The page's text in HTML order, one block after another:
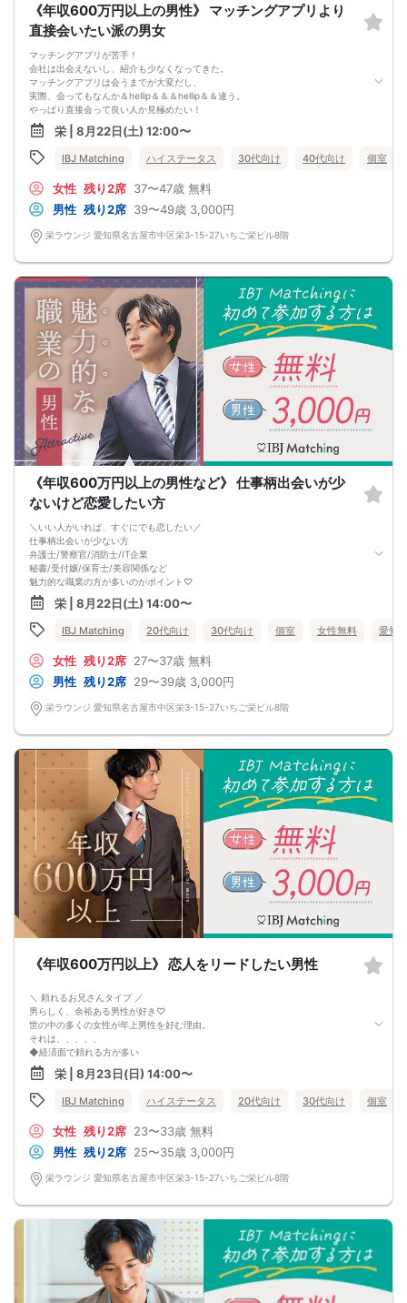
《年収600万円以上の男性》 マッチングアプリより
直接会いたい派の男女
マッチングアプリが苦手！
会社は出会えないし、紹介も少なくなってきた。
マッチングアプリは会うまでが大変だし、
実際、会ってもなんか＆hellip＆＆＆hellip＆＆違う。
やっぱり直接会って良い人か見極めたい！
栄 | 8月22日(土) 12:00〜
IBJ Matching ハイステータス 30代向け 40代向け 個室
女性 残り2席 37〜47歳 無料
男性 残り2席 39〜49歳 3,000円
栄ラウンジ 愛知県名古屋市中区栄3-15-27いちご栄ビル8階
《年収600万円以上の男性など》 仕事柄出会いが少
ないけど恋愛したい方
＼いい人がいれば、すぐにでも恋したい／
仕事柄出会いが少ない方
弁護士/警察官/消防士/IT企業
秘書/受付嬢/保育士/美容関係など
魅力的な職業の方が多いのがポイント♡
さらに
恋人との時間を大切にしたい方
普段の職場と家の往復では見つからない、
日常を彩る特別な出会い
栄 | 8月22日(土) 14:00〜
IBJ Matching 20代向け 30代向け 個室 女性無料 愛知
女性 残り2席 27〜37歳 無料
男性 残り2席 29〜39歳 3,000円
栄ラウンジ 愛知県名古屋市中区栄3-15-27いちご栄ビル8階
《年収600万円以上》 恋人をリードしたい男性
＼ 頼れるお兄さんタイプ ／
男らしく、余裕ある男性が好き♡
世の中の多くの女性が年上男性を好む理由。
それは、、、、、
◆経済面で頼れる方が多い
社会的地位も高く、周囲も羨む彼
◆穏やかで包容力を感じる
親身になって話を聞いてくれたり、
小さな変化にも気づき褒めてくれたり♪
車道側を歩いてくれたり、手を差し伸べてくれる
恋も、仕事も両方大切にしてくれる彼。
交際 その後の結婚に発展しても安心。
2025年は運命の人と共に歩む1年に＆hellip＆＆
栄 | 8月23日(日) 14:00〜
IBJ Matching ハイステータス 20代向け 30代向け 個室
女性 残り2席 23〜33歳 無料
男性 残り2席 25〜35歳 3,000円
栄ラウンジ 愛知県名古屋市中区栄3-15-27いちご栄ビル8階